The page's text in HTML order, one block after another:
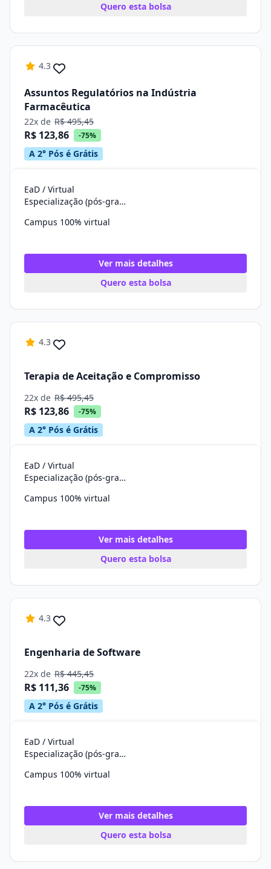
Quero esta bolsa
4.3
Assuntos Regulatórios na Indústria
Farmacêutica
22x de R$ 495,45
R$ 123,86 -75%
A 2° Pós é Grátis
EaD / Virtual
Especialização (pós-graduação)
Campus 100% virtual
Ver mais detalhes
Quero esta bolsa
4.3
Terapia de Aceitação e Compromisso
22x de R$ 495,45
R$ 123,86 -75%
A 2° Pós é Grátis
EaD / Virtual
Especialização (pós-graduação)
Campus 100% virtual
Ver mais detalhes
Quero esta bolsa
4.3
Engenharia de Software
22x de R$ 445,45
R$ 111,36 -75%
A 2° Pós é Grátis
EaD / Virtual
Especialização (pós-graduação)
Campus 100% virtual
Ver mais detalhes
Quero esta bolsa